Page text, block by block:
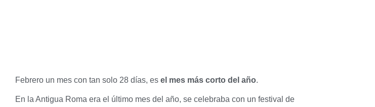
Febrero un mes con tan solo 28 días, es el mes más corto del año.
En la Antigua Roma era el último mes del año, se celebraba con un festival de